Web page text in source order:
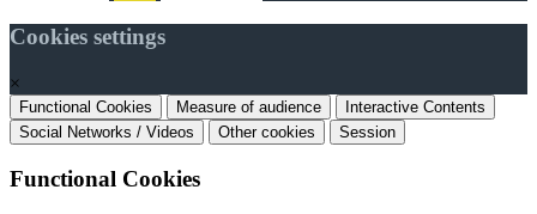
Cookies settings
×
Functional Cookies Measure of audience
Interactive Contents
Social Networks / Videos
Other cookies Session
Functional Cookies